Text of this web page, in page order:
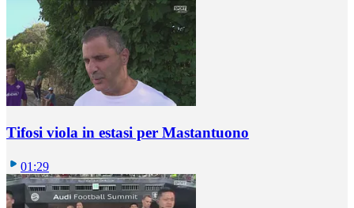
Tifosi viola in estasi per Mastantuono
01:29